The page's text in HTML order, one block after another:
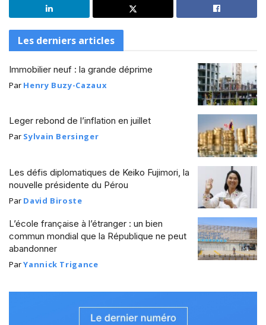
Les derniers articles
Immobilier neuf : la grande déprime
Par Henry Buzy-Cazaux
Leger rebond de l’inflation en juillet
Par Sylvain Bersinger
Les défis diplomatiques de Keiko Fujimori, la
nouvelle présidente du Pérou
Par David Biroste
L’école française à l’étranger : un bien
commun mondial que la République ne peut
abandonner
ParYannick Trigance